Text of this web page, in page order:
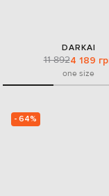
DARKAI
11 8924 189
one size
- 64%